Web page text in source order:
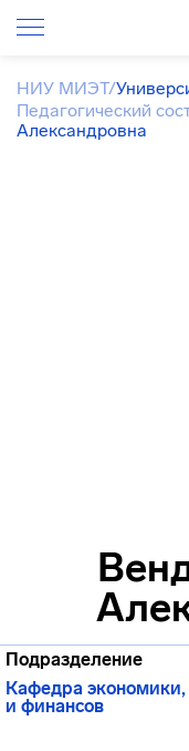
НИУ МИЭТ/
Педагогический
Александровна
Подразделение
Кафедра
и финансов